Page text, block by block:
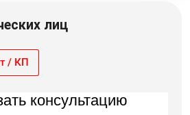
лиц
/ КП
консультацию